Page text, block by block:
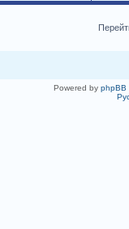
Powered by phpBB